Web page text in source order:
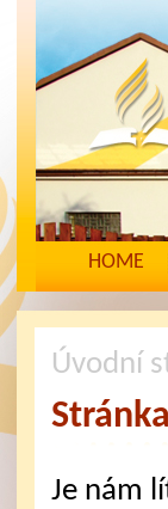
HOME
Úvodní
Je nám